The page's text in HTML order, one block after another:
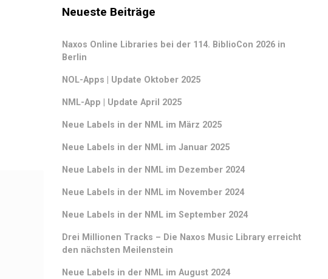
Neueste Beiträge
Naxos Online Libraries bei der 114. BiblioCon 2026 in
Berlin
NOL-Apps | Update Oktober 2025
NML-App | Update April 2025
Neue Labels in der NML im März 2025
Neue Labels in der NML im Januar 2025
Neue Labels in der NML im Dezember 2024
Neue Labels in der NML im November 2024
Neue Labels in der NML im September 2024
Drei Millionen Tracks – Die Naxos Music Library erreicht
den nächsten Meilenstein
Neue Labels in der NML im August 2024